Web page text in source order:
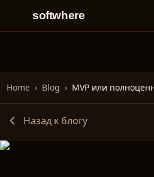
softwhere
Home › Blog ›
Назад к блогу